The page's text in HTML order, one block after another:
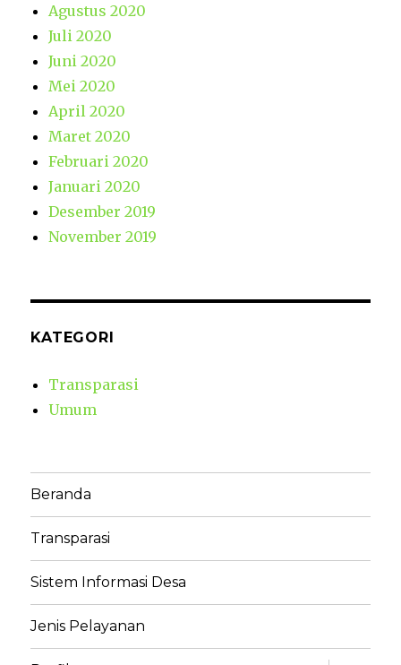
Agustus 2020
Juli 2020
Juni 2020
Mei 2020
April 2020
Maret 2020
Februari 2020
Januari 2020
Desember 2019
November 2019
KATEGORI
Transparasi
Umum
Beranda
Transparasi
Sistem Informasi Desa
Jenis Pelayanan